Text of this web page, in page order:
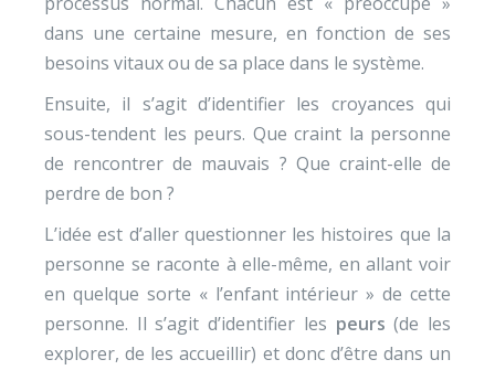
dans une certaine mesure, en fonction de ses
besoins vitaux ou de sa place dans le système.
Ensuite, il s’agit d’identifier les croyances qui
sous-tendent les peurs. Que craint la personne
de rencontrer de mauvais ? Que craint-elle de
perdre de bon ?
L’idée est d’aller questionner les histoires que la
personne se raconte à elle-même, en allant voir
en quelque sorte « l’enfant intérieur » de cette
personne. Il s’agit d’identifier les peurs (de les
explorer, de les accueillir) et donc d’être dans un